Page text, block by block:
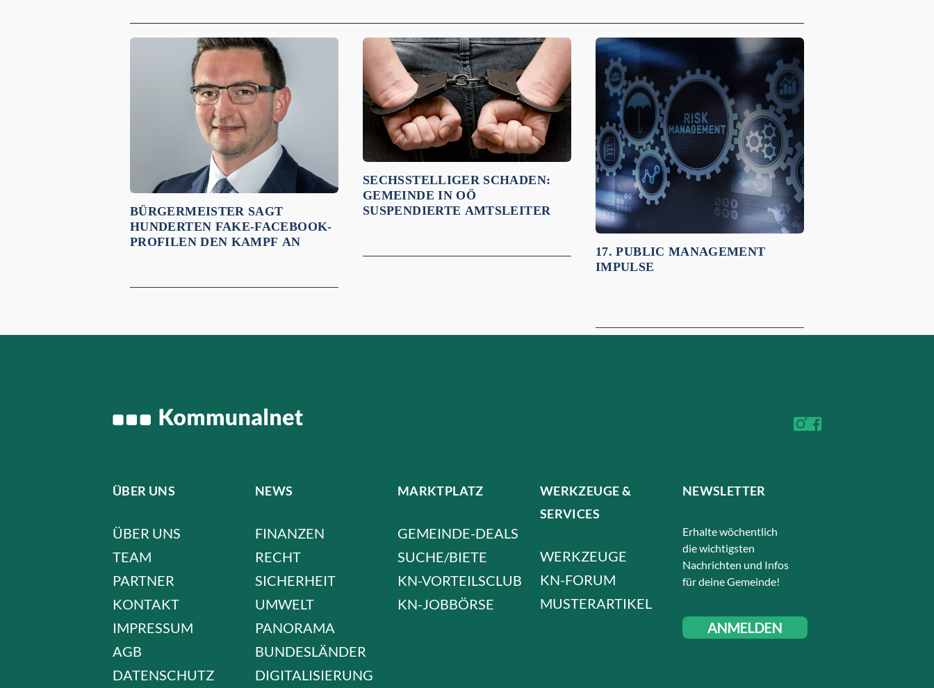
Empfehlungen für dich:
BÜRGERMEISTER SAGT
HUNDERTEN FAKE-FACEBOOK-
PROFILEN DEN KAMPF AN
SECHSSTELLIGER SCHADEN:
GEMEINDE IN OÖ
SUSPENDIERTE AMTSLEITER
17. PUBLIC MANAGEMENT
IMPULSE
ÜBER UNS
ÜBER UNS
TEAM
PARTNER
KONTAKT
IMPRESSUM
AGB
DATENSCHUTZ
NEWS
FINANZEN
RECHT
SICHERHEIT
UMWELT
PANORAMA
BUNDESLÄNDER
DIGITALISIERUNG
MARKTPLATZ
GEMEINDE-DEALS
SUCHE/BIETE
KN-VORTEILSCLUB
KN-JOBBÖRSE
WERKZEUGE &
SERVICES
WERKZEUGE
KN-FORUM
MUSTERARTIKEL
NEWSLETTER
Erhalte wöchentlich
die wichtigsten
Nachrichten und Infos
für deine Gemeinde!
ANMELDEN